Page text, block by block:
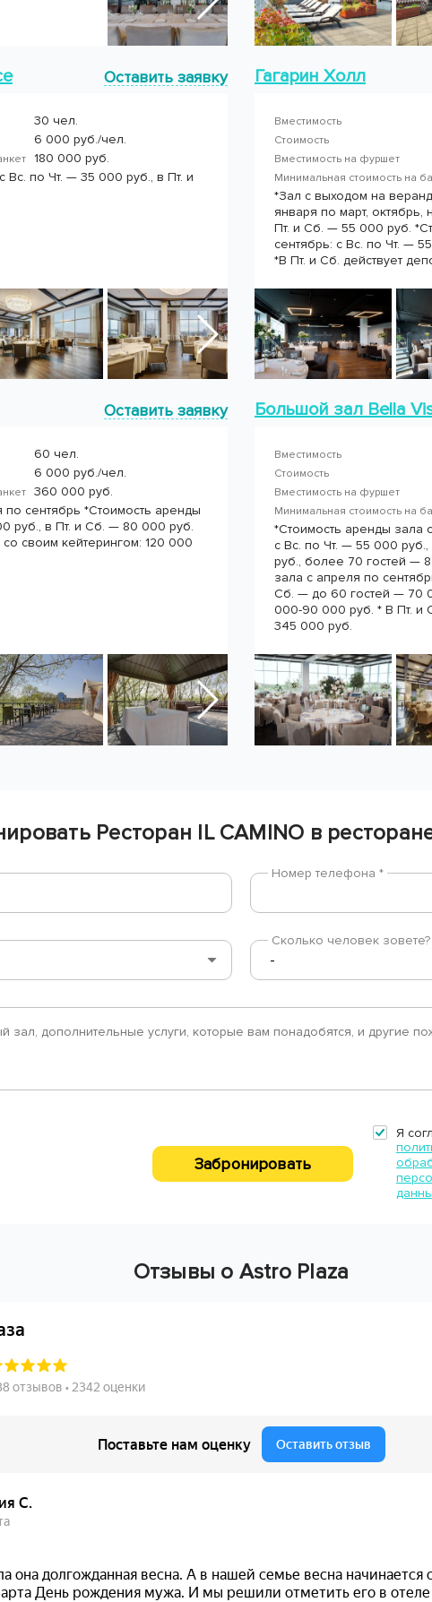
Оставить заявку
30 чел.
6 000 руб./чел.
180 000 руб.
Вс. по Чт. — 35 000 руб., в Пт. и
Гагарин Холл
Вместимость
Стоимость
Вместимость на фуршет
Минимальная стоимость на
*Зал с выходом на
января по март,
Пт. и Сб. — 55 000 руб.
сентябрь: с Вс. по Чт. —
*В Пт. и Сб. действует
Оставить заявку
60 чел.
6 000 руб./чел.
360 000 руб.
сентябрь *Стоимость аренды
руб., в Пт. и Сб. — 80 000 руб.
своим кейтерингом: 120 000
Большой зал Bella
Вместимость
Стоимость
Вместимость на фуршет
Минимальная стоимость на
*Стоимость аренды зала
с Вс. по Чт. — 55 000
руб., более 70 гостей —
зала с апреля по
Сб. — до 60 гостей — 70
000-90 000 руб. * В Пт. и
345 000 руб.
Ресторан IL CAMINO в
Номер телефона *
Сколько человек зовете?
Забронировать
Я
Отзывы о Astro Plaza